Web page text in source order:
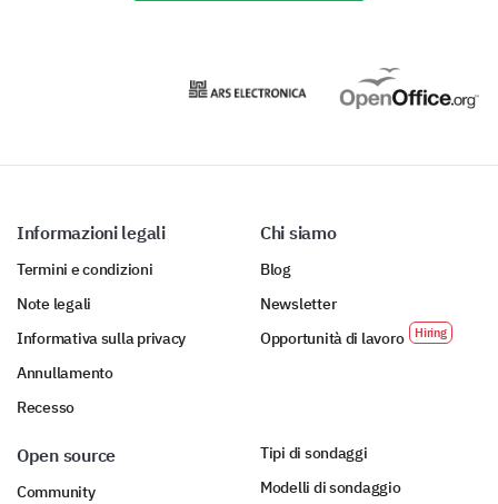
Informazioni legali
Termini e condizioni
Note legali
Informativa sulla privacy
Annullamento
Recesso
Chi siamo
Blog
Newsletter
Opportunità di lavoro
Open source
Community
Tipi di sondaggi
Modelli di sondaggio